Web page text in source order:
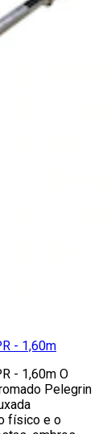
- 1,60m
- 1,60m O
Pelegrin
físico e o